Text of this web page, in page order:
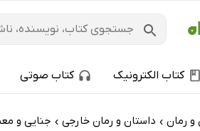
کتاب الکترونیک کتاب صوتی
و رمان › داستان و رمان خارجی › جنایی و